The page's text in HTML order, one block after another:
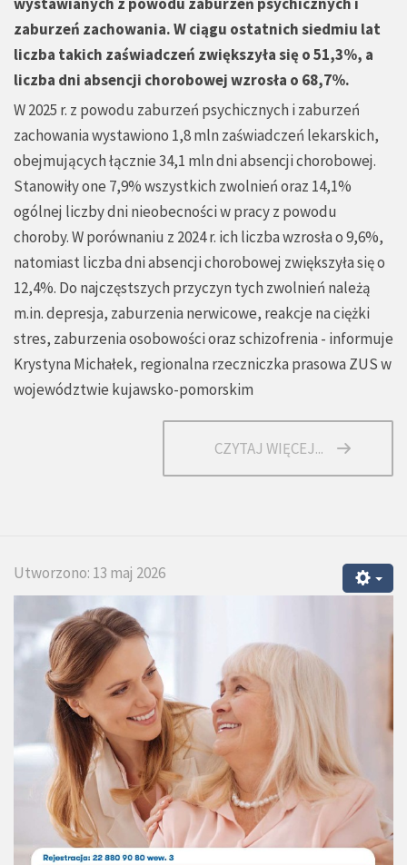
zaburzeń zachowania. W ciągu ostatnich siedmiu lat
liczba takich zaświadczeń zwiększyła się o 51,3%, a
liczba dni absencji chorobowej wzrosła o 68,7%.
W 2025 r. z powodu zaburzeń psychicznych i zaburzeń
zachowania wystawiono 1,8 mln zaświadczeń lekarskich,
obejmujących łącznie 34,1 mln dni absencji chorobowej.
Stanowiły one 7,9% wszystkich zwolnień oraz 14,1%
ogólnej liczby dni nieobecności w pracy z powodu
choroby. W porównaniu z 2024 r. ich liczba wzrosła o 9,6%,
natomiast liczba dni absencji chorobowej zwiększyła się o
12,4%. Do najczęstszych przyczyn tych zwolnień należą
m.in. depresja, zaburzenia nerwicowe, reakcje na ciężki
stres, zaburzenia osobowości oraz schizofrenia - informuje
Krystyna Michałek, regionalna rzeczniczka prasowa ZUS w
województwie kujawsko-pomorskim
CZYTAJ WIĘCEJ...
Utworzono: 13 maj 2026